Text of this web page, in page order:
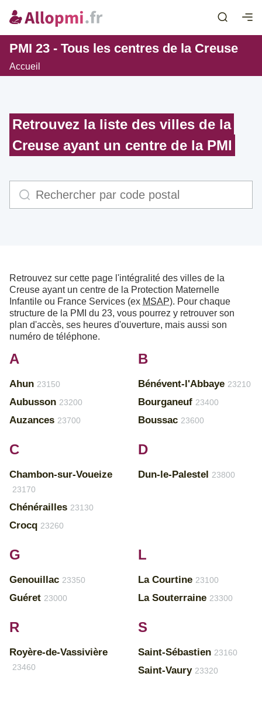
PMI 23 - Tous les centres de la Creuse
Accueil
Retrouvez la liste des villes de la
Creuse ayant un centre de la PMI
Retrouvez sur cette page l'intégralité des villes de la
Creuse ayant un centre de la Protection Maternelle
Infantile ou France Services (ex MSAP). Pour chaque
structure de la PMI du 23, vous pourrez y retrouver son
plan d'accès, ses heures d'ouverture, mais aussi son
numéro de téléphone.
A
Ahun 23150
Aubusson 23200
Auzances 23700
B
Bénévent-l'Abbaye 23210
Bourganeuf 23400
Boussac 23600
C
Chambon-sur-Voueize
23170
Chénérailles 23130
Crocq 23260
D
Dun-le-Palestel 23800
G
Genouillac 23350
Guéret 23000
L
La Courtine 23100
La Souterraine 23300
R
Royère-de-Vassivière
23460
S
Saint-Sébastien 23160
Saint-Vaury 23320